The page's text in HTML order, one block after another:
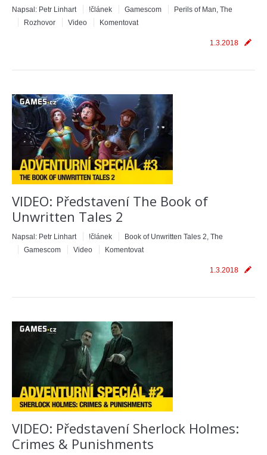
Napsal: Petr Linhart !článek Gamescom
Perils of Man, The
Rozhovor
Video Komentovat
1.3.2018
VIDEO: Představení The Book of
Unwritten Tales 2
Napsal: Petr Linhart !článek
Book of Unwritten Tales 2, The
Gamescom
Video Komentovat
1.3.2018
VIDEO: Představení Sherlock Holmes:
Crimes & Punishments